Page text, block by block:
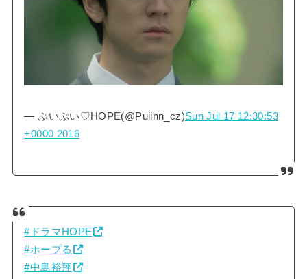
— ぷいぷい♡HOPE(@Puiinn_cz)Sun Jul 17 12:30:53
+0000 2016
#ドラマHOPE
#ホープる
#中島裕翔